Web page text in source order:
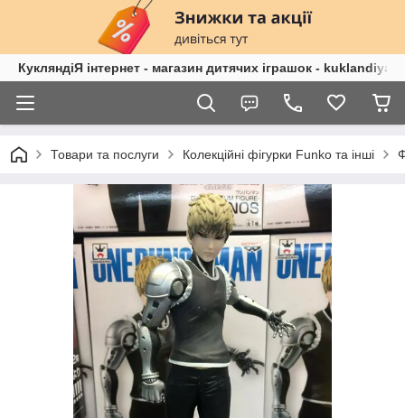
КукляндіЯ інтернет - магазин дитячих іграшок -
Товари та послуги Колекційні фігурки Funko та інші